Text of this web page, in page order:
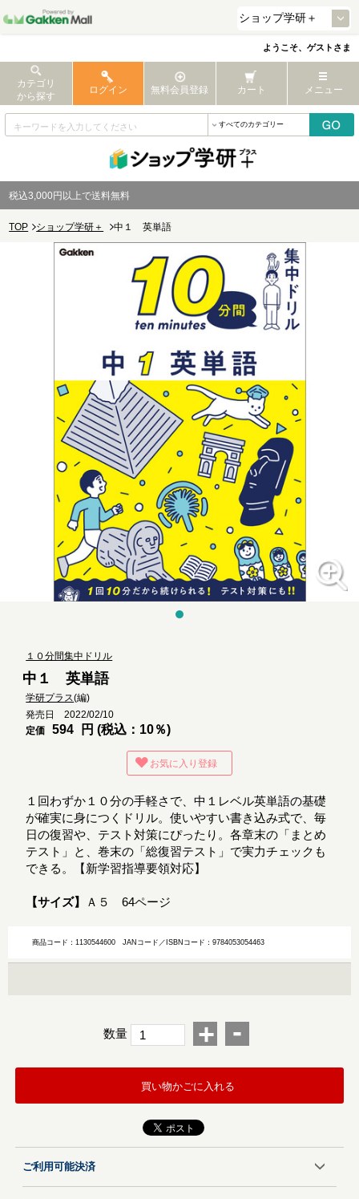
ようこそ、ゲストさま
カテゴリ
から探す
ログイン 無料会員登録 カート メニュー
税込3,000円以上で送料無料
TOP ショップ学研＋ 中１ 英単語
１０分間集中ドリル
中１ 英単語
学研プラス(編)
発売日 2022/02/10
定価
594 円 (税込：10％)
お気に入り登録
１回わずか１０分の手軽さで、中１レベル英単語の基礎
が確実に身につくドリル。使いやすい書き込み式で、毎
日の復習や、テスト対策にぴったり。各章末の「まとめ
テスト」と、巻末の「総復習テスト」で実力チェックも
できる。【新学習指導要領対応】
【サイズ】 Ａ５ 64ページ
商品コード：1130544600JANコード／ISBNコード：9784053054463
数量 + -
買い物かごに入れる
ご利用可能決済